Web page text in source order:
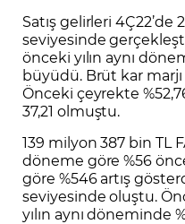
Satış gelirleri 4Ç22’de
seviyesinde
önceki yılın aynı
büyüdü. Brüt kar marjı
Önceki çeyrekte
37,21 olmuştu.
139 milyon 387 bin TL
döneme göre %56
göre %546 artış
seviyesinde oluştu.
yılın aynı döneminde